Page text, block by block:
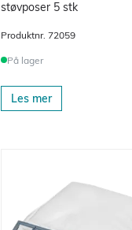
støvposer 5 stk
Produktnr. 72059
På lager
Les mer